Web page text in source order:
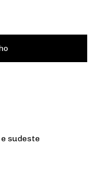
sudeste